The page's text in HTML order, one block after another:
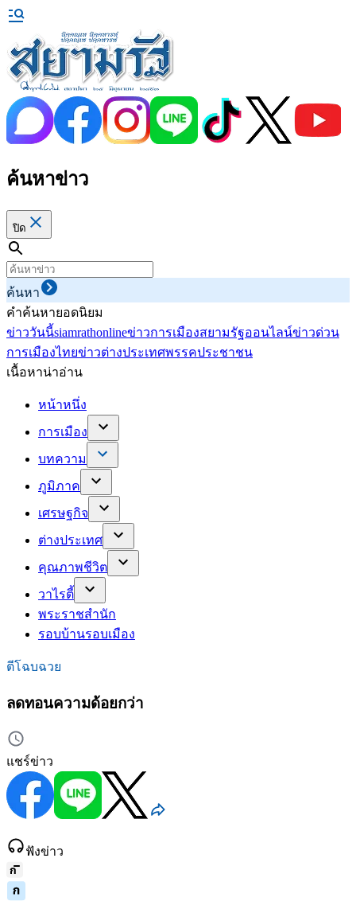
ค้นหาข่าว
ปิด
ค้นหา
คำค้นหายอดนิยม
ข่าววันนี้siamrathonlineข่าวการเมืองสยามรัฐออนไลน์ข่าวด่วน
การเมืองไทยข่าวต่างประเทศพรรคประชาชน
เนื้อหาน่าอ่าน
หน้าหนึ่ง
การเมือง
บทความ
ภูมิภาค
เศรษฐกิจ
ต่างประเทศ
คุณภาพชีวิต
วาไรตี้
พระราชสำนัก
รอบบ้านรอบเมือง
ตีโฉบฉวย
ลดทอนความด้อยกว่า
แชร์ข่าว
ฟังข่าว